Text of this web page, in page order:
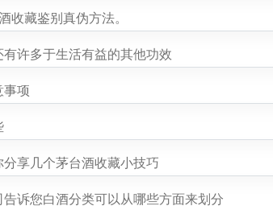
收藏鉴别真伪方法。
许多于生活有益的其他功效
项
享几个茅台酒收藏小技巧
诉您白酒分类可以从哪些方面来划分